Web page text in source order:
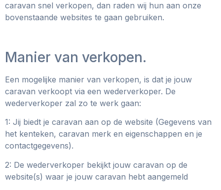
caravan snel verkopen, dan raden wij hun aan onze
bovenstaande websites te gaan gebruiken.
Manier van verkopen.
Een mogelijke manier van verkopen, is dat je jouw
caravan verkoopt via een wederverkoper. De
wederverkoper zal zo te werk gaan:
1: Jij biedt je caravan aan op de website (Gegevens van
het kenteken, caravan merk en eigenschappen en je
contactgegevens).
2: De wederverkoper bekijkt jouw caravan op de
website(s) waar je jouw caravan hebt aangemeld